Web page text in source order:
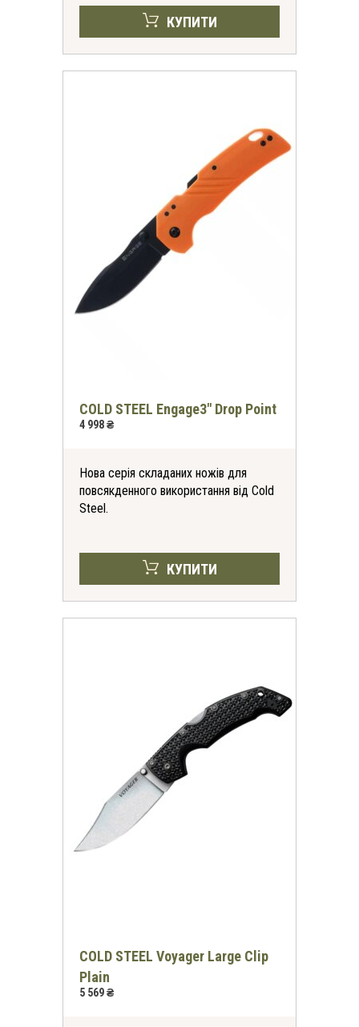
КУПИТИ
COLD STEEL Engage3" Drop Point
4 998 ₴
Нова серія складаних ножів для
повсякденного використання від Cold
Steel.
КУПИТИ
COLD STEEL Voyager Large Clip
Plain
5 569 ₴